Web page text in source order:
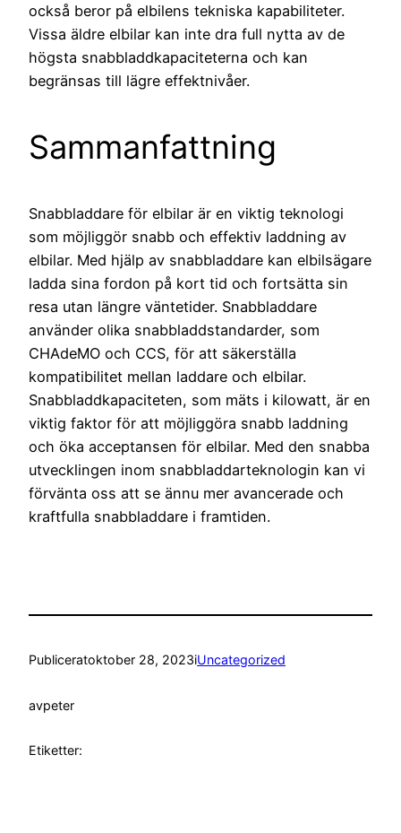
också beror på elbilens tekniska kapabiliteter.
Vissa äldre elbilar kan inte dra full nytta av de
högsta snabbladdkapaciteterna och kan
begränsas till lägre effektnivåer.
Sammanfattning
Snabbladdare för elbilar är en viktig teknologi
som möjliggör snabb och effektiv laddning av
elbilar. Med hjälp av snabbladdare kan elbilsägare
ladda sina fordon på kort tid och fortsätta sin
resa utan längre väntetider. Snabbladdare
använder olika snabbladdstandarder, som
CHAdeMO och CCS, för att säkerställa
kompatibilitet mellan laddare och elbilar.
Snabbladdkapaciteten, som mäts i kilowatt, är en
viktig faktor för att möjliggöra snabb laddning
och öka acceptansen för elbilar. Med den snabba
utvecklingen inom snabbladdarteknologin kan vi
förvänta oss att se ännu mer avancerade och
kraftfulla snabbladdare i framtiden.
Publiceratoktober 28, 2023iUncategorized
avpeter
Etiketter: